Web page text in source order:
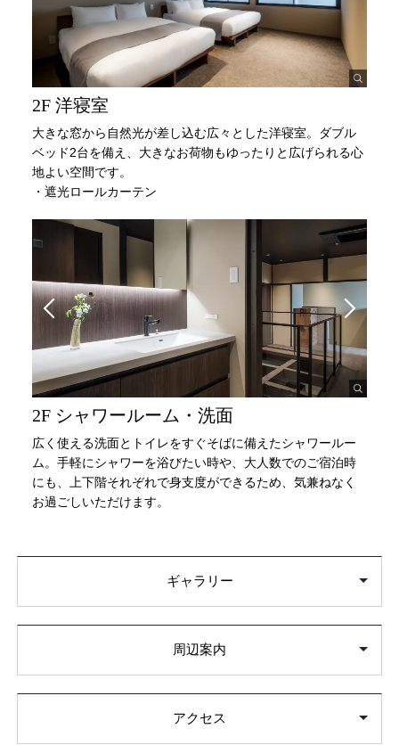
2F 洋寝室
大きな窓から自然光が差し込む広々とした洋寝室。ダブル
ベッド2台を備え、大きなお荷物もゆったりと広げられる心
地よい空間です。
・遮光ロールカーテン
2F シャワールーム・洗面
広く使える洗面とトイレをすぐそばに備えたシャワールー
ム。手軽にシャワーを浴びたい時や、大人数でのご宿泊時
にも、上下階それぞれで身支度ができるため、気兼ねなく
お過ごしいただけます。
ギャラリー
周辺案内
アクセス